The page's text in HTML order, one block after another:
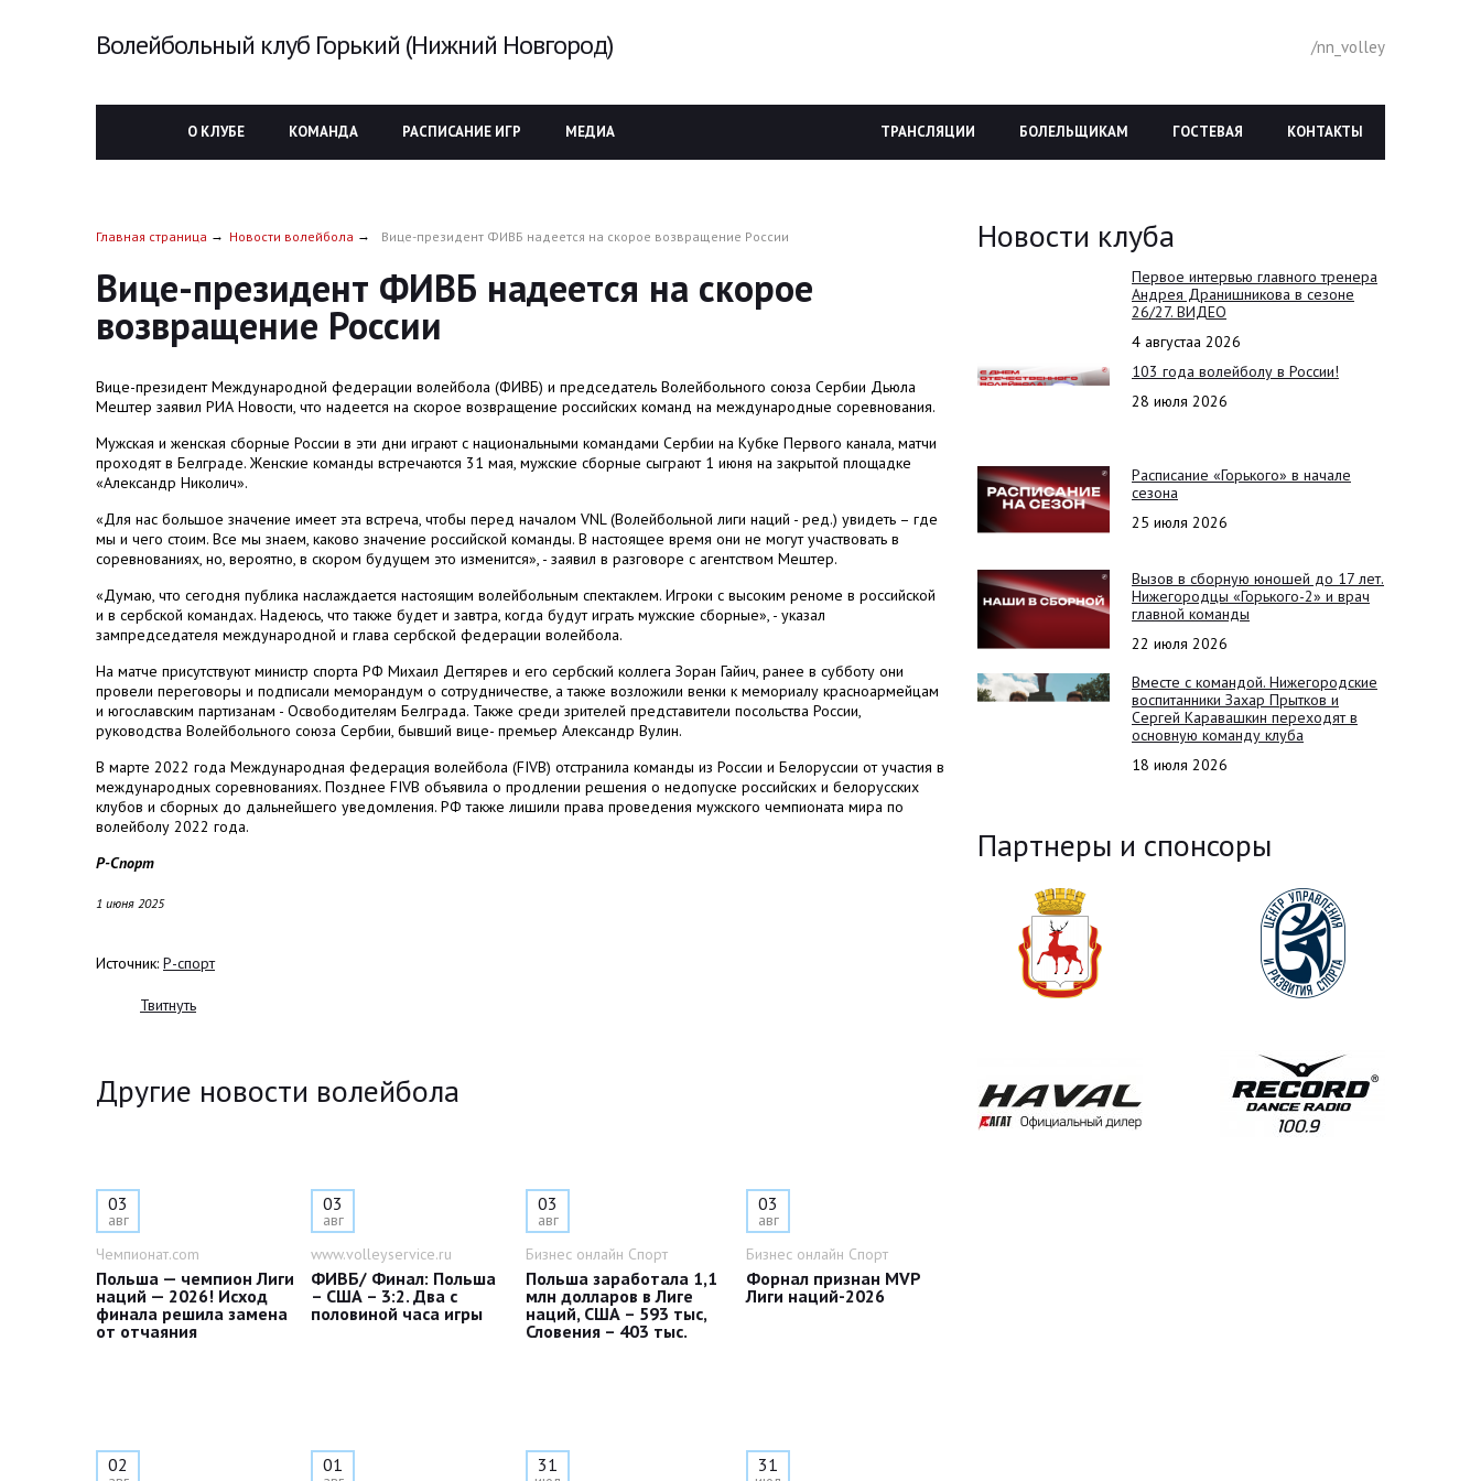
Волейбольный клуб Горький (Нижний Новгород) /nn_volley
О КЛУБЕ КОМАНДА РАСПИСАНИЕ ИГР МЕДИА КОНТАКТЫ
ГОСТЕВАЯ
БОЛЕЛЬЩИКАМ
ТРАНСЛЯЦИИ
Главная страница Новости волейбола Вице-президент ФИВБ надеется на скорое возвращение России
Вице-президент ФИВБ надеется на скорое
возвращение России
Вице-президент Международной федерации волейбола (ФИВБ) и председатель Волейбольного союза Сербии Дьюла
Мештер заявил РИА Новости, что надеется на скорое возвращение российских команд на международные соревнования.
Мужская и женская сборные России в эти дни играют с национальными командами Сербии на Кубке Первого канала, матчи
проходят в Белграде. Женские команды встречаются 31 мая, мужские сборные сыграют 1 июня на закрытой площадке
«Александр Николич».
«Для нас большое значение имеет эта встреча, чтобы перед началом VNL (Волейбольной лиги наций - ред.) увидеть – где
мы и чего стоим. Все мы знаем, каково значение российской команды. В настоящее время они не могут участвовать в
соревнованиях, но, вероятно, в скором будущем это изменится», - заявил в разговоре с агентством Мештер.
«Думаю, что сегодня публика наслаждается настоящим волейбольным спектаклем. Игроки с высоким реноме в российской
и в сербской командах. Надеюсь, что также будет и завтра, когда будут играть мужские сборные», - указал
зампредседателя международной и глава сербской федерации волейбола.
На матче присутствуют министр спорта РФ Михаил Дегтярев и его сербский коллега Зоран Гайич, ранее в субботу они
провели переговоры и подписали меморандум о сотрудничестве, а также возложили венки к мемориалу красноармейцам
и югославским партизанам - Освободителям Белграда. Также среди зрителей представители посольства России,
руководства Волейбольного союза Сербии, бывший вице- премьер Александр Вулин.
В марте 2022 года Международная федерация волейбола (FIVB) отстранила команды из России и Белоруссии от участия в
международных соревнованиях. Позднее FIVB объявила о продлении решения о недопуске российских и белорусских
клубов и сборных до дальнейшего уведомления. РФ также лишили права проведения мужского чемпионата мира по
волейболу 2022 года.
Р-Спорт
1 июня 2025
Источник: Р-спорт
Твитнуть
Другие новости волейбола
03
авг
Чемпионат.com
Польша — чемпион Лиги
наций — 2026! Исход
финала решила замена
от отчаяния
03
авг
www.volleyservice.ru
ФИВБ/ Финал: Польша
– США – 3:2. Два с
половиной часа игры
03
авг
Бизнес онлайн Спорт
Польша заработала 1,1
млн долларов в Лиге
наций, США – 593 тыс,
Словения – 403 тыс.
03
авг
Бизнес онлайн Спорт
Форнал признан MVP
Лиги наций-2026
02 01 31 31
Новости клуба
Первое интервью главного тренера
Андрея Дранишникова в сезоне
26/27. ВИДЕО
4 августаа 2026
103 года волейболу в России!
28 июля 2026
Расписание «Горького» в начале
сезона
25 июля 2026
Вызов в сборную юношей до 17 лет.
Нижегородцы «Горького-2» и врач
главной команды
22 июля 2026
Вместе с командой. Нижегородские
воспитанники Захар Прытков и
Сергей Каравашкин переходят в
основную команду клуба
18 июля 2026
Партнеры и спонсоры